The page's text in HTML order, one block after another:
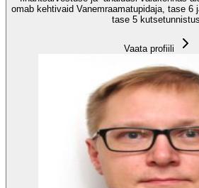
omab kehtivaid Vanemraamatupidaja, tase 6
tase 5
Vaata profiili